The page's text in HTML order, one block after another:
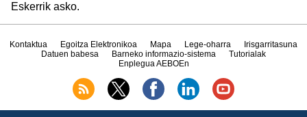
Eskerrik asko.
Kontaktua Egoitza Elektronikoa Mapa Lege-oharra
Irisgarritasuna
Datuen babesa
Barneko informazio-sistema
Tutorialak
Enplegua AEBOEn